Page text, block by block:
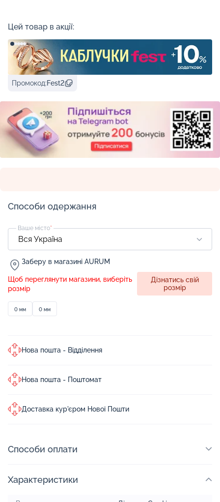
Цей товар в акції:
Промокод:Fest2
Способи одержання
Ваше місто*
Заберу в магазині AURUM
Щоб переглянути магазини, виберіть
розмір
Дізнатись свій
розмір
0 мм 0 мм
Нова пошта - Відділення
Нова пошта - Поштомат
Доставка кур'єром Нової Пошти
Способи оплати
Характеристики